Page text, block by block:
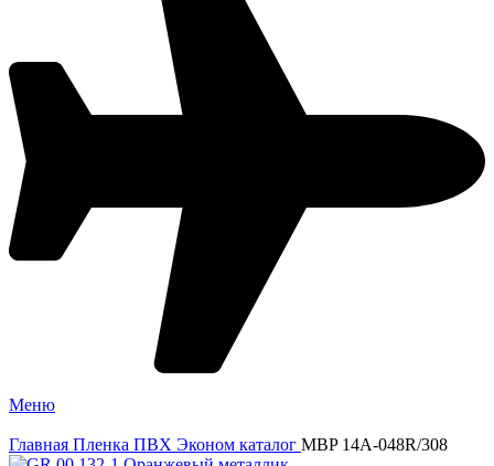
Меню
Главная Пленка ПВХ Эконом каталог MBP 14A-048R/308